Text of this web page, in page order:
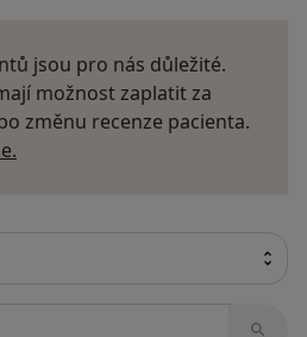
jsou pro nás důležité.
možnost zaplatit za
změnu recenze pacienta.